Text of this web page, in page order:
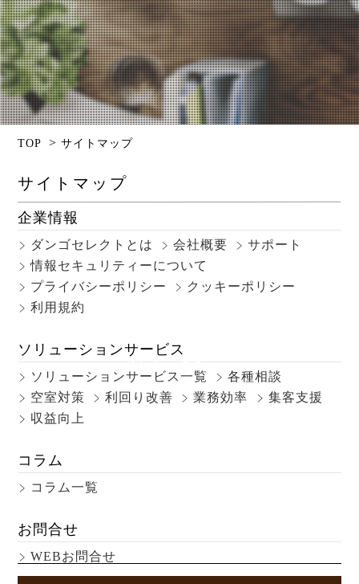
Site Map
サイトマップ
TOP >サイトマップ
サイトマップ
企業情報
ダンゴセレクトとは 会社概要
サポート
情報セキュリティーについて
プライバシーポリシー
クッキーポリシー
利用規約
ソリューションサービス
ソリューションサービス一覧
各種相談
空室対策
利回り改善 業務効率
集客支援
収益向上
コラム
コラム一覧
お問合せ
WEBお問合せ